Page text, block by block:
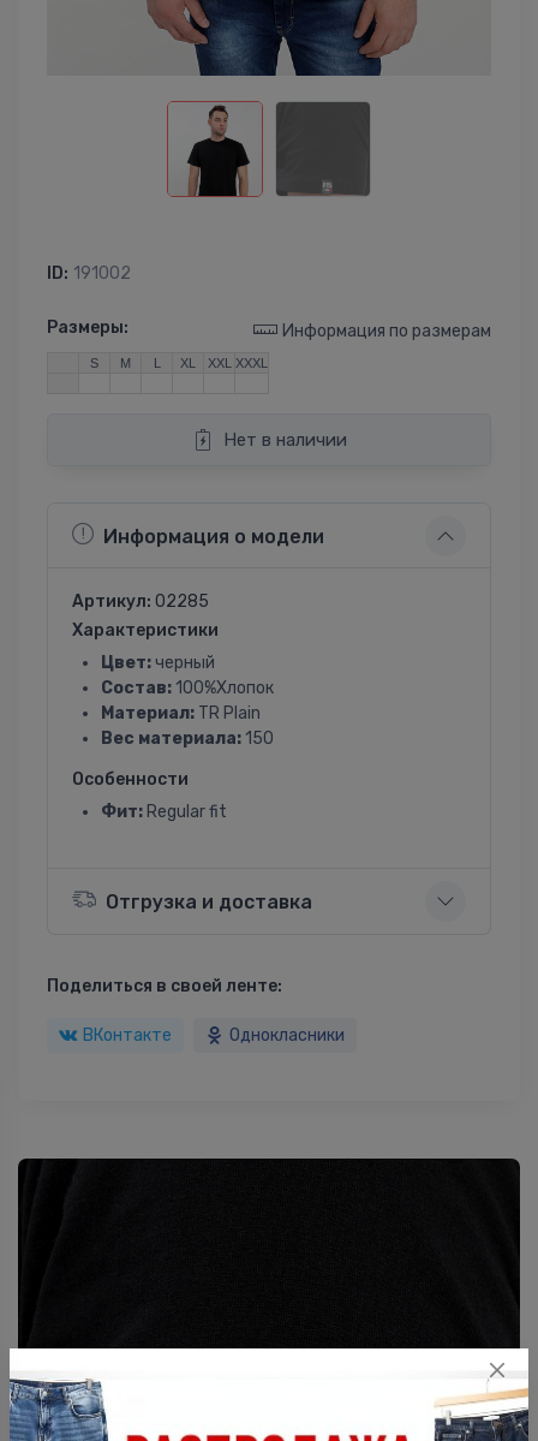
ID: 191002
Размеры: Информация по размерам
S M L XL XXL XXXL
Нет в наличии
Информация о модели
Артикул: 02285
Характеристики
Цвет: черный
Состав: 100%Хлопок
Материал: TR Plain
Вес материала: 150
Особенности
Фит: Regular fit
Отгрузка и доставка
Поделиться в своей ленте:
ВКонтакте Однокласники